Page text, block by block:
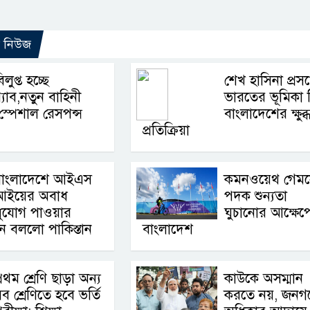
নিউজ
হচ্ছে
বাহিনী
রেসপন্স
শেখ হাসিনা
ভারতের ভূমিকা
বাংলাদেশের ক্ষুব্ধ
প্রতিক্রিয়া
আইএস
অবাধ
পাওয়ার
বললো পাকিস্তান
কমনওয়েথ
পদক শুন্যতা
ঘুচানোর
বাংলাদেশ
শ্রেণি ছাড়া অন্য
শ্রেণিতে হবে ভর্তি
কাউকে অসম্মান
করতে নয়,